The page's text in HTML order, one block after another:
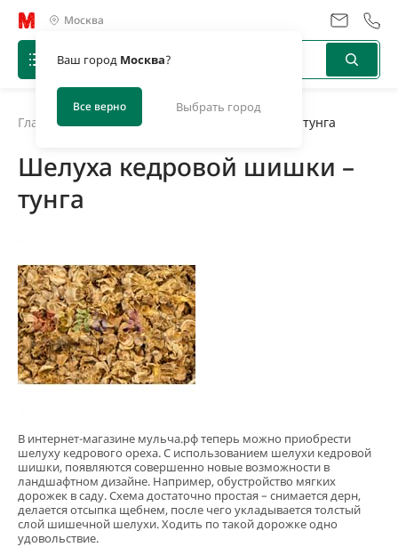
Москва
Ваш город Москва?
Все верно Выбрать город
Главная Шелуха кедровой шишки – тунга
Шелуха кедровой шишки –
тунга
В интернет-магазине мульча.рф теперь можно приобрести
шелуху кедрового ореха. С использованием шелухи кедровой
шишки, появляются совершенно новые возможности в
ландшафтном дизайне. Например, обустройство мягких
дорожек в саду. Схема достаточно простая – снимается дерн,
делается отсыпка щебнем, после чего укладывается толстый
слой шишечной шелухи. Ходить по такой дорожке одно
удовольствие.